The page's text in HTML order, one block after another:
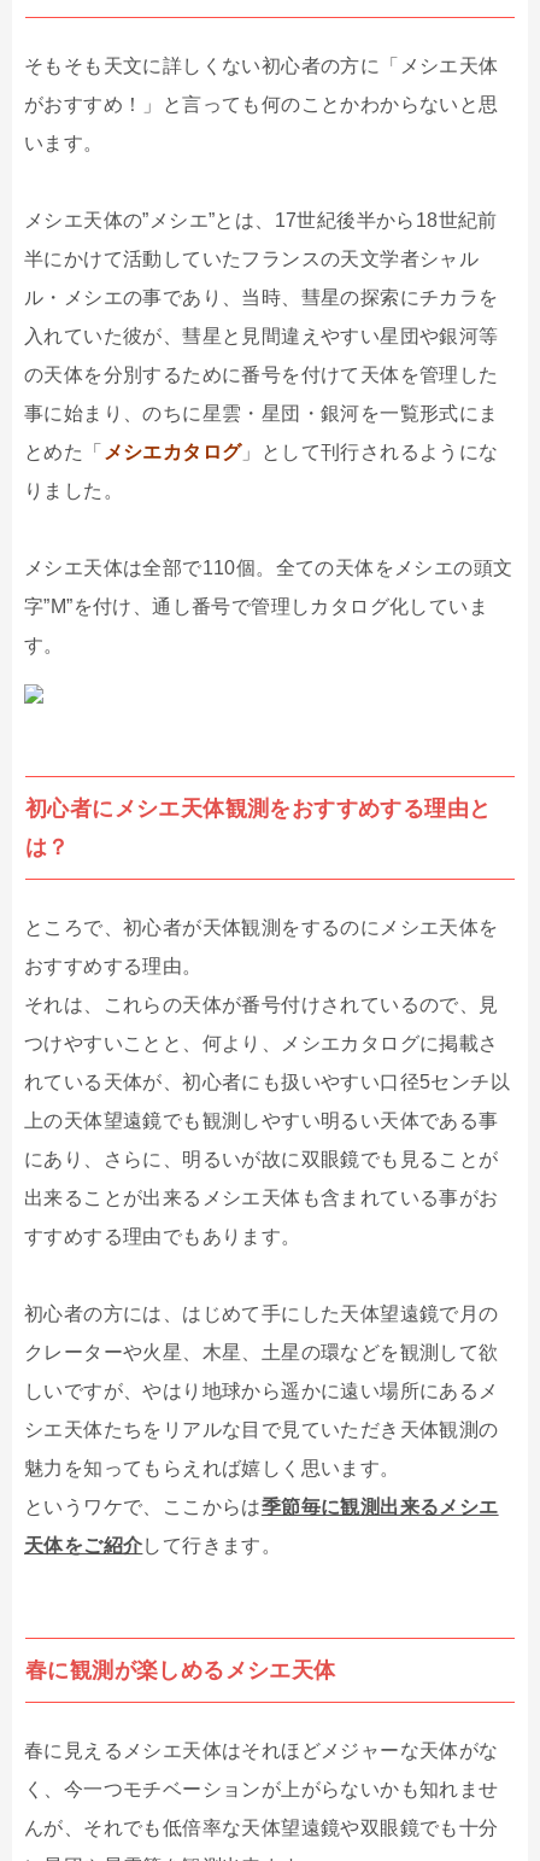
そもそも天文に詳しくない初心者の方に「メシエ天体
がおすすめ！」と言っても何のことかわからないと思
います。
メシエ天体の”メシエ”とは、17世紀後半から18世紀前
半にかけて活動していたフランスの天文学者シャル
ル・メシエの事であり、当時、彗星の探索にチカラを
入れていた彼が、彗星と見間違えやすい星団や銀河等
の天体を分別するために番号を付けて天体を管理した
事に始まり、のちに星雲・星団・銀河を一覧形式にま
とめた「 メシエカタログ」として刊行されるようにな
りました。
メシエ天体は全部で110個。全ての天体をメシエの頭文
字”M”を付け、通し番号で管理しカタログ化していま
す。
初心者にメシエ天体観測をおすすめする理由と
は？
ところで、初心者が天体観測をするのにメシエ天体を
おすすめする理由。
それは、これらの天体が番号付けされているので、見
つけやすいことと、何より、メシエカタログに掲載さ
れている天体が、初心者にも扱いやすい口径5センチ以
上の天体望遠鏡でも観測しやすい明るい天体である事
にあり、さらに、明るいが故に双眼鏡でも見ることが
出来ることが出来るメシエ天体も含まれている事がお
すすめする理由でもあります。
初心者の方には、はじめて手にした天体望遠鏡で月の
クレーターや火星、木星、土星の環などを観測して欲
しいですが、やはり地球から遥かに遠い場所にあるメ
シエ天体たちをリアルな目で見ていただき天体観測の
魅力を知ってもらえれば嬉しく思います。
というワケで、ここからは季節毎に観測出来るメシエ
天体をご紹介して行きます。
春に観測が楽しめるメシエ天体
春に見えるメシエ天体はそれほどメジャーな天体がな
く、今一つモチベーションが上がらないかも知れませ
んが、それでも低倍率な天体望遠鏡や双眼鏡でも十分